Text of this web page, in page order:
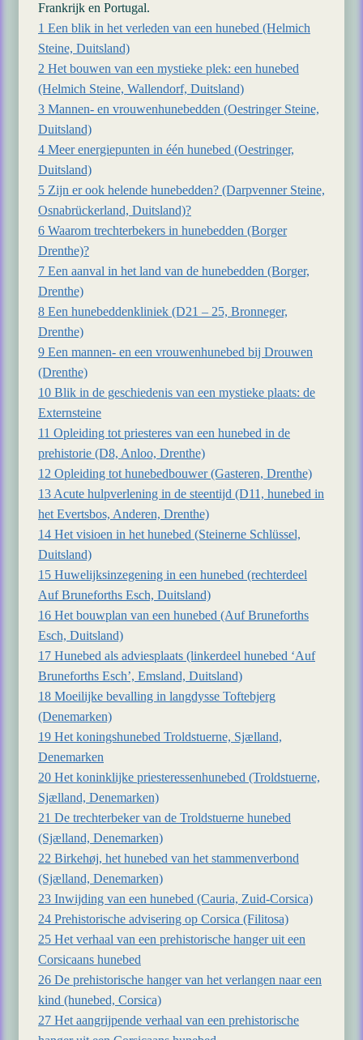
Frankrijk en Portugal.
1 Een blik in het verleden van een hunebed (Helmich
Steine, Duitsland)
2 Het bouwen van een mystieke plek: een hunebed
(Helmich Steine, Wallendorf, Duitsland)
3 Mannen- en vrouwenhunebedden (Oestringer Steine,
Duitsland)
4 Meer energiepunten in één hunebed (Oestringer,
Duitsland)
5 Zijn er ook helende hunebedden? (Darpvenner Steine,
Osnabrückerland, Duitsland)?
6 Waarom trechterbekers in hunebedden (Borger
Drenthe)?
7 Een aanval in het land van de hunebedden (Borger,
Drenthe)
8 Een hunebeddenkliniek (D21 – 25, Bronneger,
Drenthe)
9 Een mannen- en een vrouwenhunebed bij Drouwen
(Drenthe)
10 Blik in de geschiedenis van een mystieke plaats: de
Externsteine
11 Opleiding tot priesteres van een hunebed in de
prehistorie (D8, Anloo, Drenthe)
12 Opleiding tot hunebedbouwer (Gasteren, Drenthe)
13 Acute hulpverlening in de steentijd (D11, hunebed in
het Evertsbos, Anderen, Drenthe)
14 Het visioen in het hunebed (Steinerne Schlüssel,
Duitsland)
15 Huwelijksinzegening in een hunebed (rechterdeel
Auf Bruneforths Esch, Duitsland)
16 Het bouwplan van een hunebed (Auf Bruneforths
Esch, Duitsland)
17 Hunebed als adviesplaats (linkerdeel hunebed ‘Auf
Bruneforths Esch’, Emsland, Duitsland)
18 Moeilijke bevalling in langdysse Toftebjerg
(Denemarken)
19 Het koningshunebed Troldstuerne, Sjælland,
Denemarken
20 Het koninklijke priesteressenhunebed (Troldstuerne,
Sjælland, Denemarken)
21 De trechterbeker van de Troldstuerne hunebed
(Sjælland, Denemarken)
22 Birkehøj, het hunebed van het stammenverbond
(Sjælland, Denemarken)
23 Inwijding van een hunebed (Cauria, Zuid-Corsica)
24 Prehistorische advisering op Corsica (Filitosa)
25 Het verhaal van een prehistorische hanger uit een
Corsicaans hunebed
26 De prehistorische hanger van het verlangen naar een
kind (hunebed, Corsica)
27 Het aangrijpende verhaal van een prehistorische